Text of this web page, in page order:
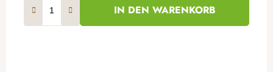
IN DEN WARENKORB